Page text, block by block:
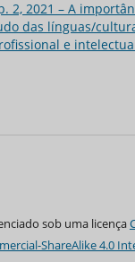
2, 2021 – A
das línguas/
e
sob uma licença
ShareAlike 4.0